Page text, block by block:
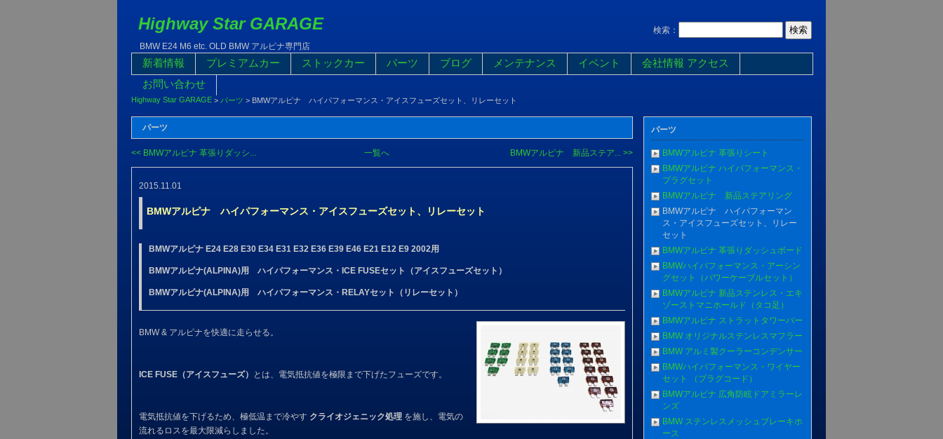
Highway Star GARAGE
BMW E24 M6 etc. OLD BMW アルピナ専門店
検索：
新着情報 プレミアムカー ストックカー パーツ ブログ メンテナンス イベント
会社情報 アクセス
お問い合わせ
Highway Star GARAGE > パーツ > BMWアルピナ ハイパフォーマンス・アイスフューズセット、リレーセット
パーツ
<< BMWアルピナ 革張りダッシ... 一覧へ BMWアルピナ 新品ステア... >>
2015.11.01
BMWアルピナ ハイパフォーマンス・アイスフューズセット、リレーセット
BMWアルピナ E24 E28 E30 E34 E31 E32 E36 E39 E46 E21 E12 E9 2002用
BMWアルピナ(ALPINA)用 ハイパフォーマンス・ICE FUSEセット（アイスフューズセット）
BMWアルピナ(ALPINA)用 ハイパフォーマンス・RELAYセット（リレーセット）
BMW & アルピナを快適に走らせる。
ICE FUSE（アイスフューズ） とは、電気抵抗値を極限まで下げたフューズです。
電気抵抗値を下げるため、極低温まで冷やす クライオジェニック処理 を施し、電気の
流れるロスを最大限減らしました。
パーツ
BMWアルピナ 革張りシート
BMWアルピナ ハイパフォーマンス・
プラグセット
BMWアルピナ 新品ステアリング
BMWアルピナ ハイパフォーマン
ス・アイスフューズセット、リレー
セット
BMWアルピナ 革張りダッシュボード
BMWハイパフォーマンス・アーシン
グセット（パワーケーブルセット）
BMWアルピナ 新品ステンレス・エキ
ゾーストマニホールド（タコ足）
BMWアルピナ ストラットタワーバー
BMW オリジナルステンレスマフラー
BMW アルミ製クーラーコンデンサー
BMWハイパフォーマンス・ワイヤー
セット （プラグコード）
BMWアルピナ 広角防眩ドアミラーレ
ンズ
BMW ステンレスメッシュブレーキホ
ース